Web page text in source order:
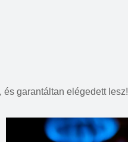
garantáltan elégedett lesz!